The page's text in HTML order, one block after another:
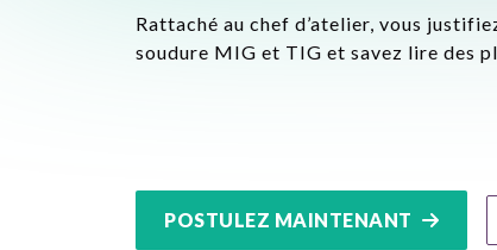
Rattaché au chef d’atelier, vous
soudure MIG et TIG et savez lire des
POSTULEZ MAINTENANT